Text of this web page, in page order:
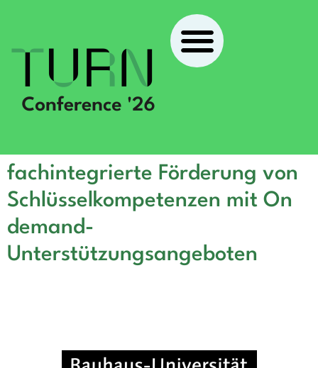
fachintegrierte Förderung von
Schlüsselkompetenzen mit On
demand-
Unterstützungsangeboten